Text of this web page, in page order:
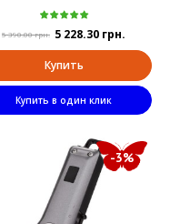
5 390.00 грн. 5 228.30 грн.
Купить
Купить в один клик
-3%